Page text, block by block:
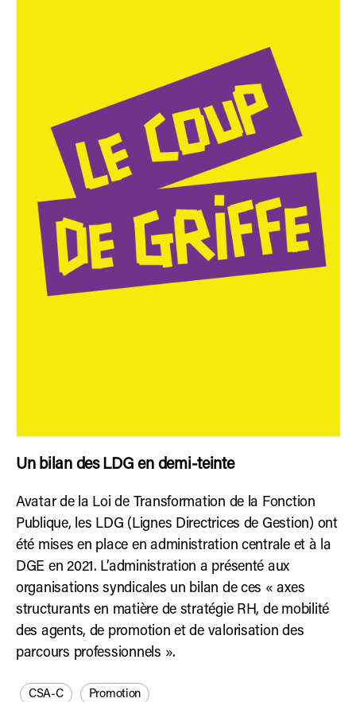
Un bilan des LDG en demi-teinte
Avatar de la Loi de Transformation de la Fonction
Publique, les LDG (Lignes Directrices de Gestion) ont
été mises en place en administration centrale et à la
DGE en 2021. L’administration a présenté aux
organisations syndicales un bilan de ces « axes
structurants en matière de stratégie RH, de mobilité
des agents, de promotion et de valorisation des
parcours professionnels ».
CSA-C Promotion